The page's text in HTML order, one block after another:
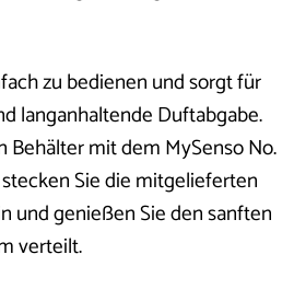
zu bedienen und sorgt für
langanhaltende Duftabgabe.
Behälter mit dem MySenso No.
Sie die mitgelieferten
und genießen Sie den sanften
verteilt.